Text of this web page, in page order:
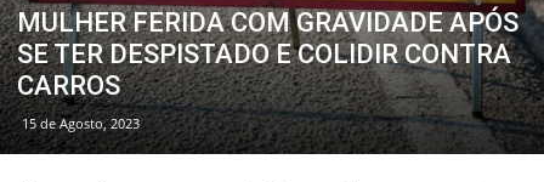
MULHER FERIDA COM GRAVIDADE APÓS
SE TER DESPISTADO E COLIDIR CONTRA
CARROS
15 de Agosto, 2023